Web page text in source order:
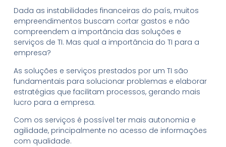
Dada as instabilidades financeiras do país, muitos
empreendimentos buscam cortar gastos e não
compreendem a importância das soluções e
serviços de TI. Mas qual a importância do TI para a
empresa?
As soluções e serviços prestados por um TI são
fundamentais para solucionar problemas e elaborar
estratégias que facilitam processos, gerando mais
lucro para a empresa.
Com os serviços é possível ter mais autonomia e
agilidade, principalmente no acesso de informações
com qualidade.